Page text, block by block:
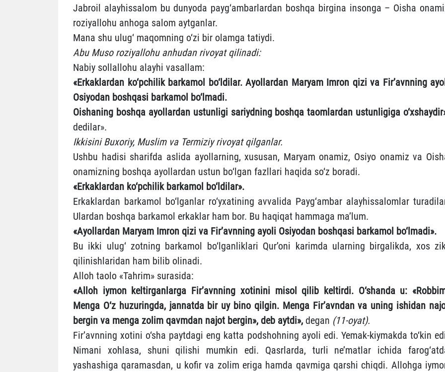
Jabroil alayhissalom bu dunyoda payg‘ambarlardan boshqa birgina insonga – Oisha
roziyallohu anhoga salom aytganlar.
Mana shu ulug‘ maqomning o‘zi bir olamga tatiydi.
Abu Muso roziyallohu anhudan rivoyat qilinadi:
Nabiy sollallohu alayhi vasallam:
«Erkaklardan ko‘pchilik barkamol bo‘ldilar. Ayollardan Maryam Imron qizi va Fir’avnning
Osiyodan boshqasi barkamol bo‘lmadi.
Oishaning boshqa ayollardan ustunligi sariydning boshqa taomlardan ustunligiga
dedilar».
Ikkisini Buxoriy, Muslim va Termiziy rivoyat qilganlar.
Ushbu hadisi sharifda aslida ayollarning, xususan, Maryam onamiz, Osiyo onamiz va
onamizning boshqa ayollardan ustun bo‘lgan fazllari haqida so‘z boradi.
«Erkaklardan ko‘pchilik barkamol bo‘ldilar».
Erkaklardan barkamol bo‘lganlar ro‘yxatining avvalida Payg‘ambar alayhissalomlar
Ulardan boshqa barkamol erkaklar ham bor. Bu haqiqat hammaga ma’lum.
«Ayollardan Maryam Imron qizi va Fir’avnning ayoli Osiyodan boshqasi barkamol bo‘lmadi».
Bu ikki ulug‘ zotning barkamol bo‘lganliklari Qur’oni karimda ularning birgalikda, xos
qilinishlaridan ham bilib olinadi.
Alloh taolo «Tahrim» surasida:
«‎Alloh iymon keltirganlarga Fir’avnning ‎xotinini misol qilib keltirdi. O‘shanda u:
Menga O‘z huzuringda, jannatda bir uy ‎bino qilgin. Menga Fir’avndan va uning ishidan
bergin va menga zolim qavmdan najot ‎bergin», deb aytdi‎», degan (11-oyat).
Fir’avnning xotini o‘sha paytdagi eng katta podshohning ayoli edi. Yemak-kiymakda to‘kin
Nimani xohlasa, shuni qilishi mumkin edi. Qasrlarda, turli ne’matlar ichida
yashashiga qaramasdan, u kofir va zolim eriga hamda qavmiga qarshi chiqdi. Allohga